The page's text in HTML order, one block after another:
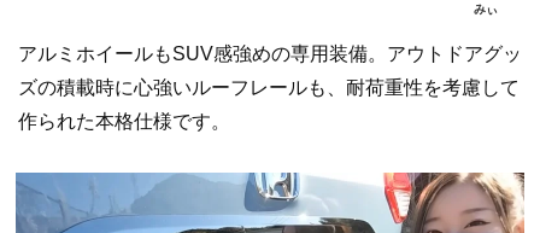
アルミホイールもSUV感強めの専用装備。アウトドアグッ
ズの積載時に心強いルーフレールも、耐荷重性を考慮して
作られた本格仕様です。